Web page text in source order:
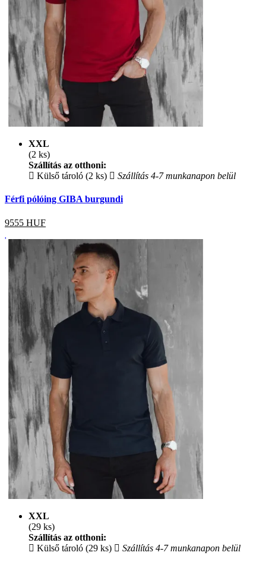
XXL
(2 ks)
Szállítás az otthoni:
Külső tároló (2 ks)
Szállítás 4-7 munkanapon belül
Férfi pólóing GIBA burgundi
9555 HUF
XXL
(29 ks)
Szállítás az otthoni:
Külső tároló (29 ks)
Szállítás 4-7 munkanapon belül